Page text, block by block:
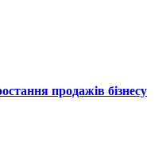
продажів бізнесу